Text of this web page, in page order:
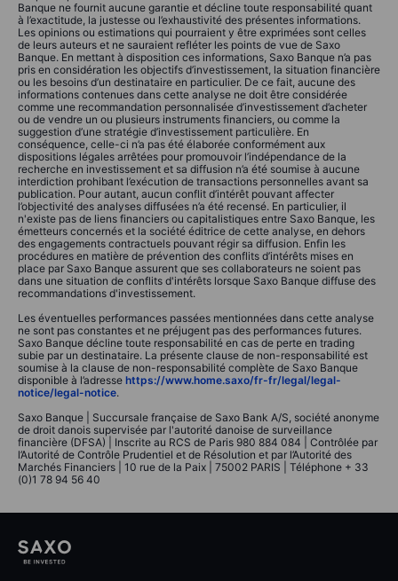
Banque ne fournit aucune garantie et décline toute responsabilité quant
à l’exactitude, la justesse ou l’exhaustivité des présentes informations.
Les opinions ou estimations qui pourraient y être exprimées sont celles
de leurs auteurs et ne sauraient refléter les points de vue de Saxo
Banque. En mettant à disposition ces informations, Saxo Banque n’a pas
pris en considération les objectifs d’investissement, la situation financière
ou les besoins d’un destinataire en particulier. De ce fait, aucune des
informations contenues dans cette analyse ne doit être considérée
comme une recommandation personnalisée d’investissement d’acheter
ou de vendre un ou plusieurs instruments financiers, ou comme la
suggestion d’une stratégie d’investissement particulière. En
conséquence, celle-ci n’a pas été élaborée conformément aux
dispositions légales arrêtées pour promouvoir l’indépendance de la
recherche en investissement et sa diffusion n’a été soumise à aucune
interdiction prohibant l’exécution de transactions personnelles avant sa
publication. Pour autant, aucun conflit d’intérêt pouvant affecter
l’objectivité des analyses diffusées n’a été recensé. En particulier, il
n'existe pas de liens financiers ou capitalistiques entre Saxo Banque, les
émetteurs concernés et la société éditrice de cette analyse, en dehors
des engagements contractuels pouvant régir sa diffusion. Enfin les
procédures en matière de prévention des conflits d’intérêts mises en
place par Saxo Banque assurent que ses collaborateurs ne soient pas
dans une situation de conflits d'intérêts lorsque Saxo Banque diffuse des
recommandations d'investissement.
Les éventuelles performances passées mentionnées dans cette analyse
ne sont pas constantes et ne préjugent pas des performances futures.
Saxo Banque décline toute responsabilité en cas de perte en trading
subie par un destinataire. La présente clause de non-responsabilité est
soumise à la clause de non-responsabilité complète de Saxo Banque
disponible à l’adresse https://www.home.saxo/fr-fr/legal/legal-
notice/legal-notice.
Saxo Banque | Succursale française de Saxo Bank A/S, société anonyme
de droit danois supervisée par l'autorité danoise de surveillance
financière (DFSA) | Inscrite au RCS de Paris 980 884 084 | Contrôlée par
l’Autorité de Contrôle Prudentiel et de Résolution et par l’Autorité des
Marchés Financiers | 10 rue de la Paix | 75002 PARIS | Téléphone + 33
(0)1 78 94 56 40